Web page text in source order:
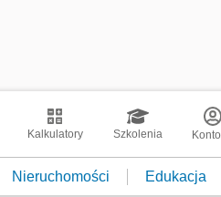
Kalkulatory Szkolenia Konto
Nieruchomości Edukacja